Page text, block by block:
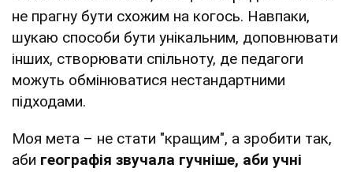
не прагну бути схожим на когось. Навпаки,
шукаю способи бути унікальним, доповнювати
інших, створювати спільноту, де педагоги
можуть обмінюватися нестандартними
підходами.
Моя мета – не стати "кращим", а зробити так,
аби географія звучала гучніше, аби учні